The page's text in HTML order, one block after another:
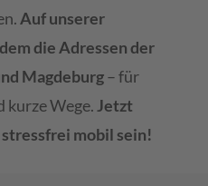
Auf unserer
die Adressen der
Magdeburg– für
Wege. Jetzt
mobil sein!